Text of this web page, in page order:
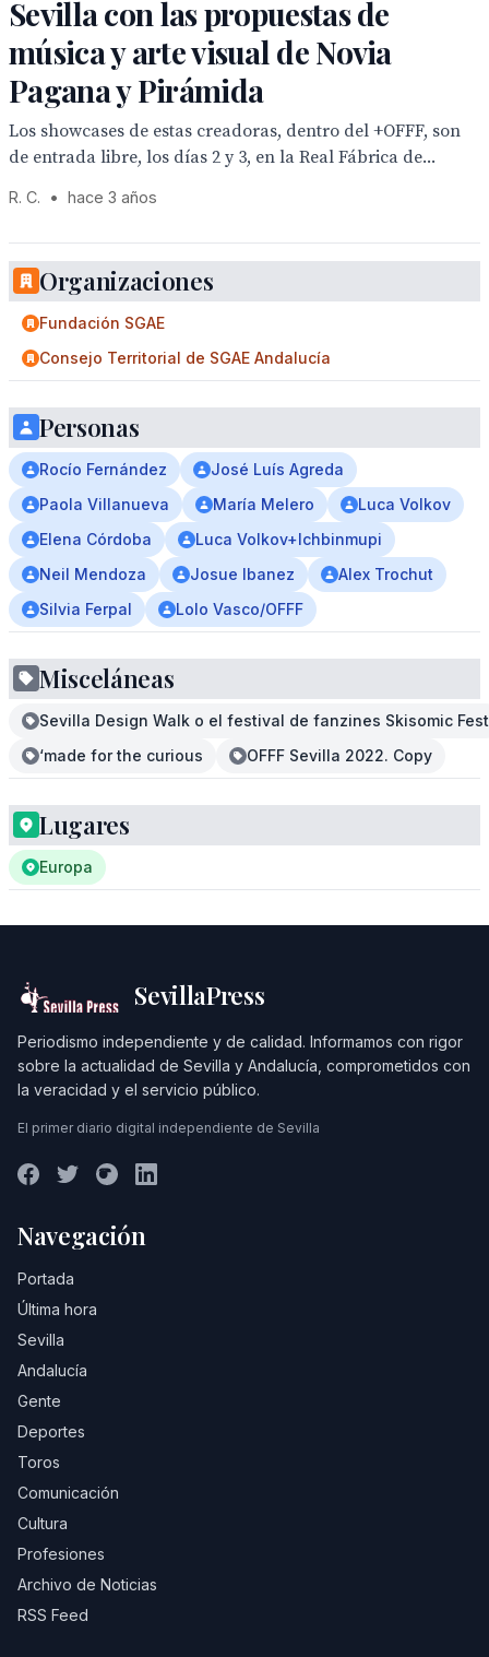
Sevilla con las propuestas de
música y arte visual de Novia
Pagana y Pirámida
Los showcases de estas creadoras, dentro del +OFFF, son
de entrada libre, los días 2 y 3, en la Real Fábrica de...
R. C. • hace 3 años
Organizaciones
Fundación SGAE
Consejo Territorial de SGAE Andalucía
Personas
Rocío Fernández
José Luís Agreda
Paola Villanueva
María Melero
Luca Volkov
Elena Córdoba
Luca Volkov+Ichbinmupi
Neil Mendoza
Josue Ibanez
Alex Trochut
Silvia Ferpal
Lolo Vasco/OFFF
Misceláneas
Sevilla Design Walk o el festival de fanzines Skisomic Fest
‘made for the curious
OFFF Sevilla 2022. Copy
Lugares
Europa
SevillaPress
Periodismo independiente y de calidad. Informamos con rigor
sobre la actualidad de Sevilla y Andalucía, comprometidos con
la veracidad y el servicio público.
El primer diario digital independiente de Sevilla
Navegación
Portada
Última hora
Sevilla
Andalucía
Gente
Deportes
Toros
Comunicación
Cultura
Profesiones
Archivo de Noticias
RSS Feed